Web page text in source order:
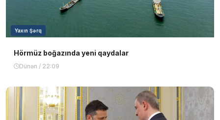
Yaxın Şərq
Hörmüz boğazında yeni qaydalar
Dünən / 22:09